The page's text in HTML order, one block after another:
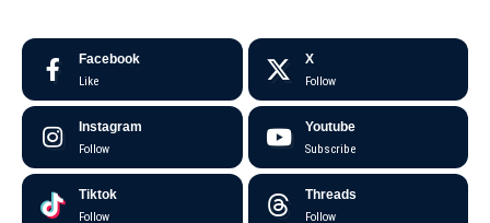
Facebook
Like
X
Follow
Instagram
Follow
Youtube
Subscribe
Tiktok
Follow
Threads
Follow